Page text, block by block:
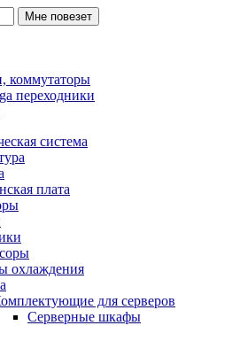
коммутаторы
переходники
система
плата
охлаждения
для серверов
Серверные шкафы